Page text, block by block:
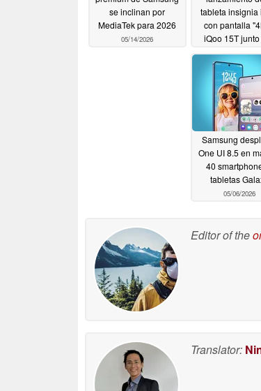
se inclinan por
MediaTek para 2026
05/14/2026
tableta insignia
con pantalla
iQoo 15T
05/
Samsung
One UI 8.5 en
40
tabletas
05/06/2026
Editor of the
Translator: